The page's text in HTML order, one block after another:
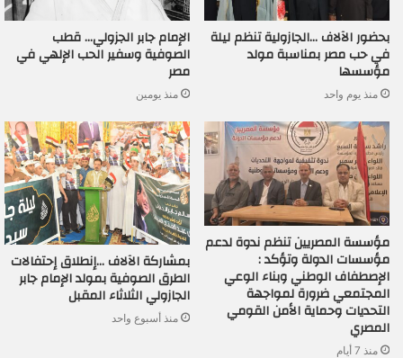
بحضور الآلاف …الجازولية تنظم ليلة
في حب مصر بمناسبة مولد
مؤسسها
منذ يوم واحد
الإمام جابر الجزولي… قطب
الصوفية وسفير الحب الإلهي في
مصر
منذ يومين
مؤسسة المصريين تنظم ندوة لدعم
مؤسسات الدولة وتؤكد :
الإصطفاف الوطني وبناء الوعي
المجتمعي ضرورة لمواجهة
التحديات وحماية الأمن القومي
المصري
منذ 7 أيام
بمشاركة الآلاف …إنطلاق إحتفالات
الطرق الصوفية بمولد الإمام جابر
الجازولي الثلاثاء المقبل
منذ أسبوع واحد